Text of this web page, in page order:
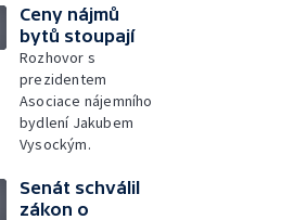
Ceny nájmů
bytů stoupají
Rozhovor s
prezidentem
Asociace nájemního
bydlení Jakubem
Vysockým.
Senát schválil
zákon o